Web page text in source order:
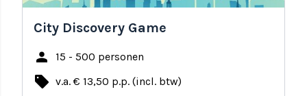
City Discovery Game
person 15 - 500 personen
local_offer v.a. € 13,50 p.p. (incl. btw)